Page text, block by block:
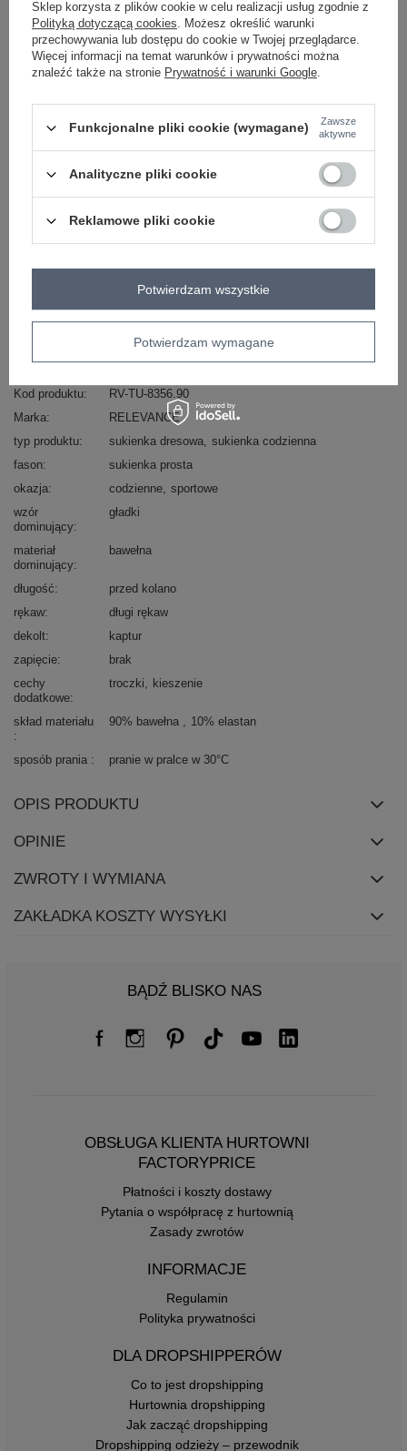
One size 2016103305124 - +
ZALOGUJ SIĘ I ZOBACZ CENĘ
Masz pytanie? Chętnie pomożemy.
+48 601 547 740 Zadaj pytanie
skład materiału : 90% bawełna , 10% elastan
Kod produktu
RV-TU-8356.90
Marka
RELEVANCE
typ produktu
sukienka dresowa sukienka codzienna
fason
sukienka prosta
okazja
codzienne sportowe
wzór
dominujący
gładki
materiał
dominujący
bawełna
długość
przed kolano
rękaw
długi rękaw
dekolt
kaptur
zapięcie
brak
cechy
dodatkowe
troczki kieszenie
skład materiału 90% bawełna 10% elastan
sposób prania pranie w pralce w 30°C
OPIS PRODUKTU
OPINIE
ZWROTY I WYMIANA
ZAKŁADKA KOSZTY WYSYŁKI
BĄDŹ BLISKO NAS
OBSŁUGA KLIENTA HURTOWNI
FACTORYPRICE
Płatności i koszty dostawy
Pytania o współpracę z hurtownią
Zasady zwrotów
INFORMACJE
Regulamin
Polityka prywatności
DLA DROPSHIPPERÓW
Co to jest dropshipping
Hurtownia dropshipping
Jak zacząć dropshipping
Dropshipping odzieży – przewodnik
Sklep korzysta z plików cookie w celu realizacji usług zgodnie z
Polityką dotyczącą cookies. Możesz określić warunki
przechowywania lub dostępu do cookie w Twojej przeglądarce.
Więcej informacji na temat warunków i prywatności można
znaleźć także na stronie Prywatność i warunki Google.
Funkcjonalne pliki cookie (wymagane)
Zawsze
aktywne
Analityczne pliki cookie
Reklamowe pliki cookie
Potwierdzam wymagane
Potwierdzam wszystkie